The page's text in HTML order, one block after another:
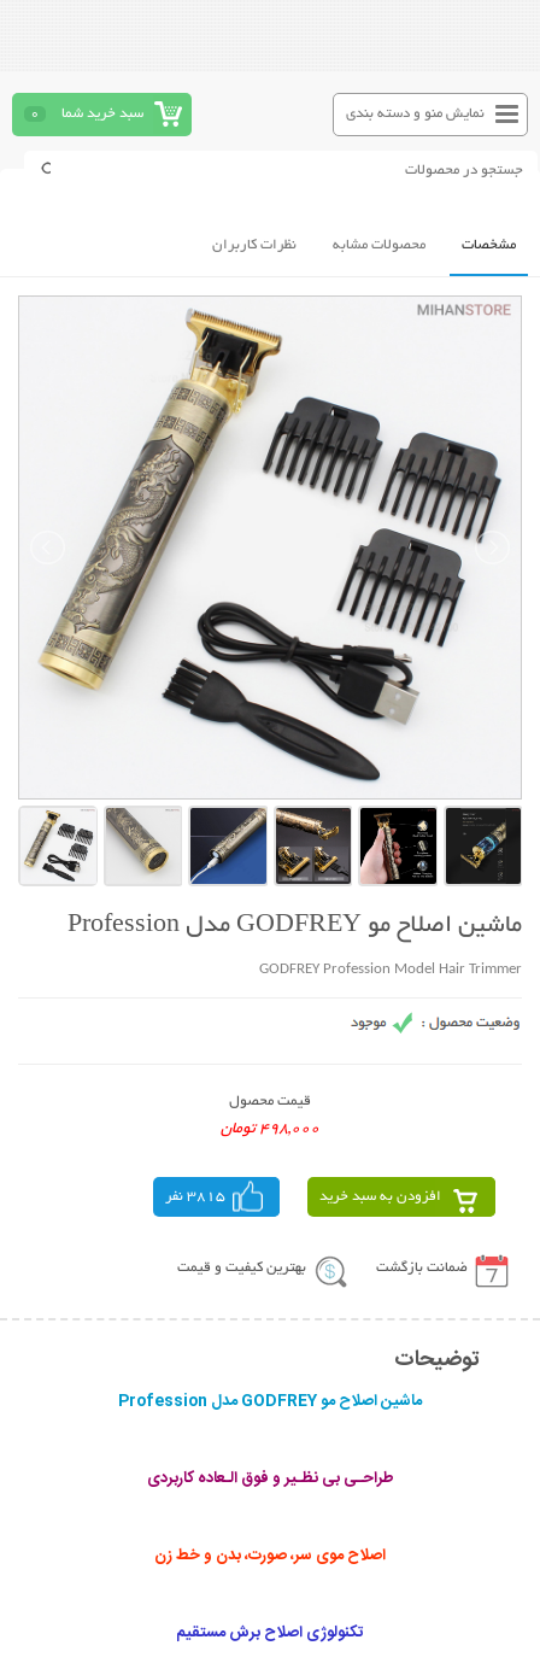
سبد خرید شما 0 نمایش منو و دسته بندی
مشخصات محصولات مشابه نظرات کاربران
ماشین اصلاح مو GODFREY مدل Profession
GODFREY Profession Model Hair Trimmer
قیمت محصول
498,000 تومان
افزودن به سبد خرید 3815 نفر
ضمانت بازگشت بهترین کیفیت و قیمت
توضیحات
ماشین اصلاح مو GODFREY مدل Profession
طراحـی بی نظـیر و فوق الـعاده کاربردی
اصلاح موی سر، صورت، بدن و خط زن
تکنولوژی اصلاح برش مستقیم